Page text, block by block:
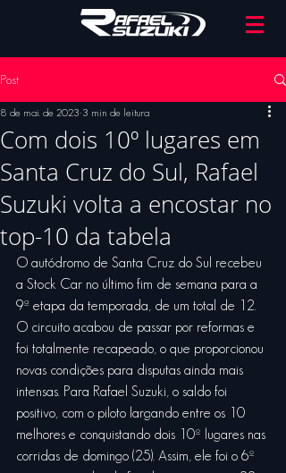
Post
Com dois 10º lugares em
Santa Cruz do Sul, Rafael
Suzuki volta a encostar no
top-10 da tabela
8 de mai. de 2023 3 min de leitura
O autódromo de Santa Cruz do Sul recebeu
a Stock Car no último fim de semana para a
9ª etapa da temporada, de um total de 12.
O circuito acabou de passar por reformas e
foi totalmente recapeado, o que proporcionou
novas condições para disputas ainda mais
intensas. Para Rafael Suzuki, o saldo foi
positivo, com o piloto largando entre os 10
melhores e conquistando dois 10º lugares nas
corridas de domingo (25). Assim, ele foi o 6º